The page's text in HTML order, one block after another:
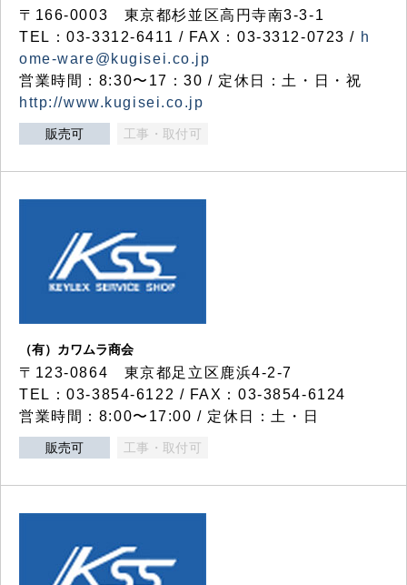
〒166-0003 東京都杉並区高円寺南3-3-1
TEL：03-3312-6411 / FAX：03-3312-0723 / h
ome-ware@kugisei.co.jp
営業時間：8:30〜17：30 / 定休日：土・日・祝
http://www.kugisei.co.jp
販売可 工事・取付可
（有）カワムラ商会
〒123-0864 東京都足立区鹿浜4-2-7
TEL：03-3854-6122 / FAX：03-3854-6124
営業時間：8:00〜17:00 / 定休日：土・日
販売可 工事・取付可